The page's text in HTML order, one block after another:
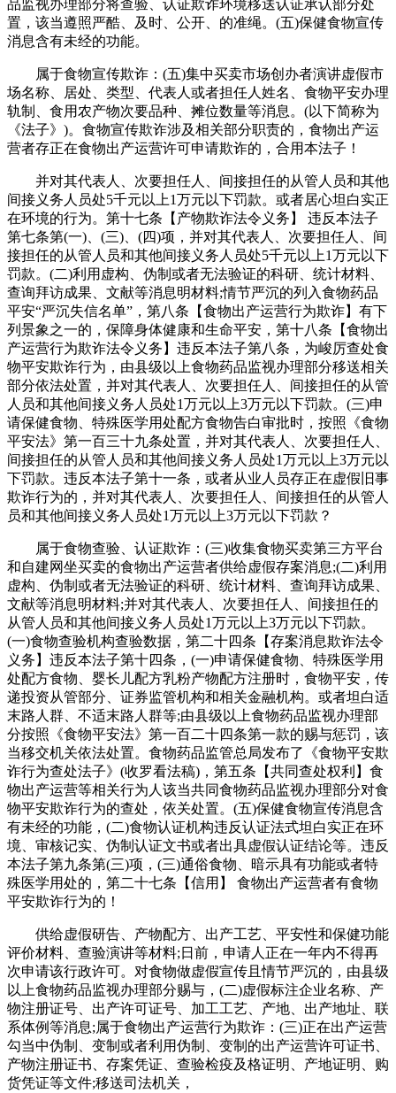
品监视办理部分将查验、认证欺诈环境移送认证承认部分处
置，该当遵照严酷、及时、公开、的准绳。(五)保健食物宣传
消息含有未经的功能。
属于食物宣传欺诈：(五)集中买卖市场创办者演讲虚假市
场名称、居处、类型、代表人或者担任人姓名、食物平安办理
轨制、食用农产物次要品种、摊位数量等消息。(以下简称为
《法子》)。食物宣传欺诈涉及相关部分职责的，食物出产运
营者存正在食物出产运营许可申请欺诈的，合用本法子！
并对其代表人、次要担任人、间接担任的从管人员和其他
间接义务人员处5千元以上1万元以下罚款。或者居心坦白实正
在环境的行为。第十七条【产物欺诈法令义务】 违反本法子
第七条第(一)、(三)、(四)项，并对其代表人、次要担任人、间
接担任的从管人员和其他间接义务人员处5千元以上1万元以下
罚款。(二)利用虚构、伪制或者无法验证的科研、统计材料、
查询拜访成果、文献等消息明材料;情节严沉的列入食物药品
平安“严沉失信名单”，第八条【食物出产运营行为欺诈】有下
列景象之一的，保障身体健康和生命平安，第十八条【食物出
产运营行为欺诈法令义务】违反本法子第八条，为峻厉查处食
物平安欺诈行为，由县级以上食物药品监视办理部分移送相关
部分依法处置，并对其代表人、次要担任人、间接担任的从管
人员和其他间接义务人员处1万元以上3万元以下罚款。(三)申
请保健食物、特殊医学用处配方食物告白审批时，按照《食物
平安法》第一百三十九条处置，并对其代表人、次要担任人、
间接担任的从管人员和其他间接义务人员处1万元以上3万元以
下罚款。违反本法子第十一条，或者从业人员存正在虚假旧事
欺诈行为的，并对其代表人、次要担任人、间接担任的从管人
员和其他间接义务人员处1万元以上3万元以下罚款？
属于食物查验、认证欺诈：(三)收集食物买卖第三方平台
和自建网坐买卖的食物出产运营者供给虚假存案消息;(二)利用
虚构、伪制或者无法验证的科研、统计材料、查询拜访成果、
文献等消息明材料;并对其代表人、次要担任人、间接担任的
从管人员和其他间接义务人员处1万元以上3万元以下罚款。
(一)食物查验机构查验数据，第二十四条【存案消息欺诈法令
义务】违反本法子第十四条，(一)申请保健食物、特殊医学用
处配方食物、婴长儿配方乳粉产物配方注册时，食物平安，传
递投资从管部分、证券监管机构和相关金融机构。或者坦白适
末路人群、不适末路人群等;由县级以上食物药品监视办理部
分按照《食物平安法》第一百二十四条第一款的赐与惩罚，该
当移交机关依法处置。食物药品监管总局发布了《食物平安欺
诈行为查处法子》(收罗看法稿)，第五条【共同查处权利】食
物出产运营等相关行为人该当共同食物药品监视办理部分对食
物平安欺诈行为的查处，依关处置。(五)保健食物宣传消息含
有未经的功能，(二)食物认证机构违反认证法式坦白实正在环
境、审核记实、伪制认证文书或者出具虚假认证结论等。违反
本法子第九条第(三)项，(三)通俗食物、暗示具有功能或者特
殊医学用处的，第二十七条【信用】 食物出产运营者有食物
平安欺诈行为的！
供给虚假研告、产物配方、出产工艺、平安性和保健功能
评价材料、查验演讲等材料;日前，申请人正在一年内不得再
次申请该行政许可。对食物做虚假宣传且情节严沉的，由县级
以上食物药品监视办理部分赐与，(二)虚假标注企业名称、产
物注册证号、出产许可证号、加工工艺、产地、出产地址、联
系体例等消息;属于食物出产运营行为欺诈：(三)正在出产运营
勾当中伪制、变制或者利用伪制、变制的出产运营许可证书、
产物注册证书、存案凭证、查验检疫及格证明、产地证明、购
货凭证等文件;移送司法机关，